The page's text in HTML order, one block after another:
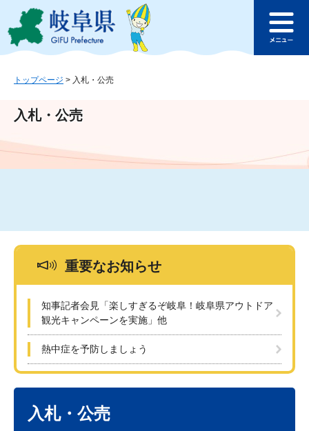
ジ
ュ
文
このページの本文へ
ュ
トップページ > 入札・公売
入札・公売
重要なお知らせ
知事記者会見「楽しすぎるぞ岐阜！岐阜県アウトドア
観光キャンペーンを実施」他
熱中症を予防しましょう
入札・公売